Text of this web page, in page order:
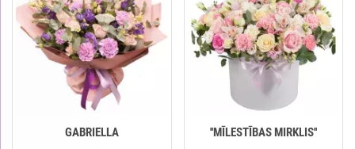
GABRIELLA ''MĪLESTĪBAS MIRKLIS''